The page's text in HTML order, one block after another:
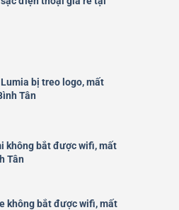
bị treo logo, mất
Tân
không bắt được wifi, mất
Tân
không bắt được wifi, mất